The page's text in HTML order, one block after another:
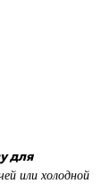
для
или холодной